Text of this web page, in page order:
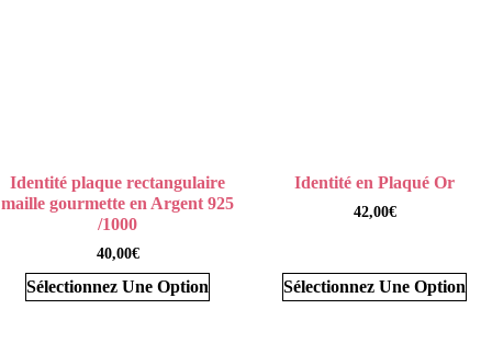
Identité plaque rectangulaire
maille gourmette en Argent 925
/1000
40,00€
Sélectionnez Une Option
Identité en Plaqué Or
42,00€
Sélectionnez Une Option